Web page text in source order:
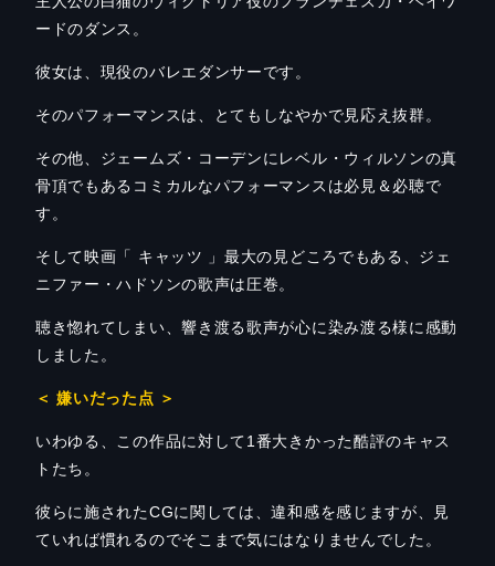
ードのダンス。
彼女は、現役のバレエダンサーです。
そのパフォーマンスは、とてもしなやかで見応え抜群。
その他、ジェームズ・コーデンにレベル・ウィルソンの真
骨頂でもあるコミカルなパフォーマンスは必見＆必聴で
す。
そして映画「 キャッツ 」最大の見どころでもある、ジェ
ニファー・ハドソンの歌声は圧巻。
聴き惚れてしまい、響き渡る歌声が心に染み渡る様に感動
しました。
＜ 嫌いだった点 ＞
いわゆる、この作品に対して1番大きかった酷評のキャス
トたち。
彼らに施されたCGに関しては、違和感を感じますが、見
ていれば慣れるのでそこまで気にはなりませんでした。